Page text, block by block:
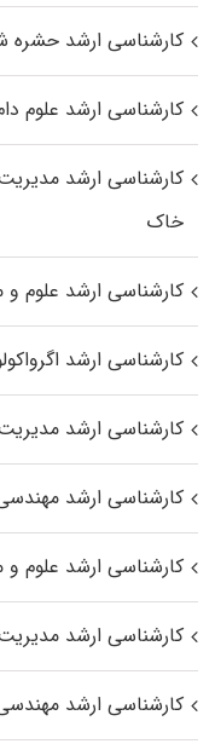
کارشناسی ارشد حشره‌
کارشناسی ارشد علوم
کارشناسی ارشد
خاک
کارشناسی ارشد علوم
کارشناسی ارشد
کارشناسی ارشد
کارشناسی ارشد
کارشناسی ارشد علوم
کارشناسی ارشد
کارشناسی ارشد